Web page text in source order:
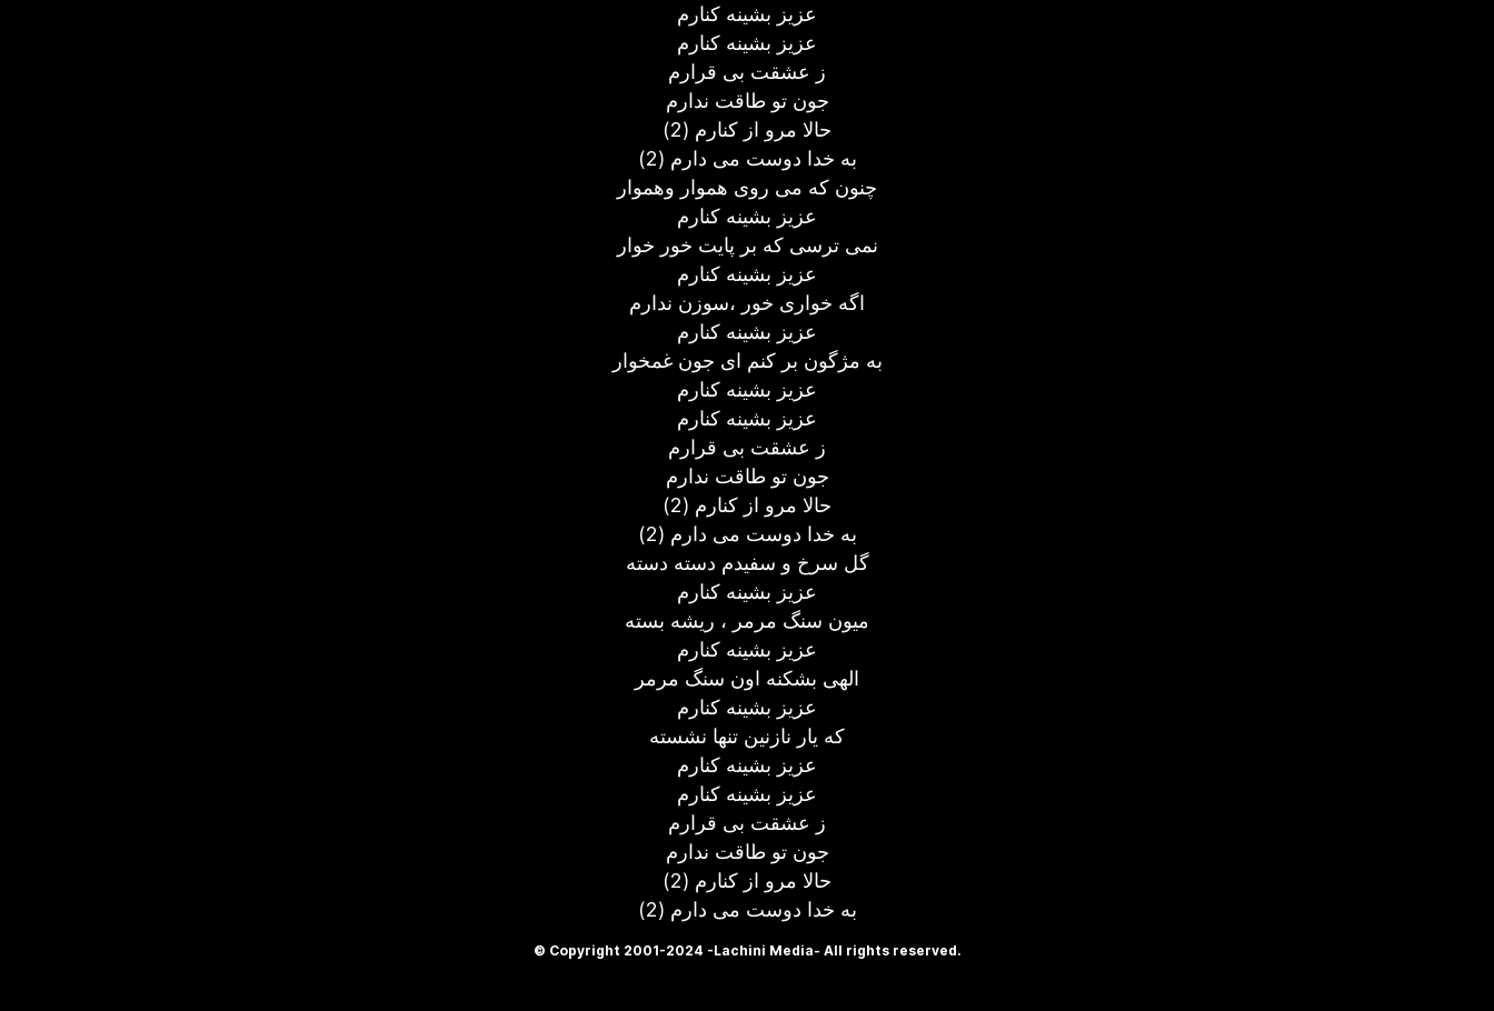
عزیز بشینه کنارم
عزیز بشینه کنارم
ز عشقت بی قرارم
جون تو طاقت ندارم
حالا مرو از کنارم (2)
به خدا دوست می دارم (2)
چنون که می روی هموار وهموار
عزیز بشینه کنارم
نمی ترسی که بر پایت خور خوار
عزیز بشینه کنارم
اگه خواری خور ،سوزن ندارم
عزیز بشینه کنارم
به مژگون بر کنم ای جون غمخوار
عزیز بشینه کنارم
عزیز بشینه کنارم
ز عشقت بی قرارم
جون تو طاقت ندارم
حالا مرو از کنارم (2)
به خدا دوست می دارم (2)
گل سرخ و سفیدم دسته دسته
عزیز بشینه کنارم
میون سنگ مرمر ، ریشه بسته
عزیز بشینه کنارم
الهی بشکنه اون سنگ مرمر
عزیز بشینه کنارم
که یار نازنین تنها نشسته
عزیز بشینه کنارم
عزیز بشینه کنارم
ز عشقت بی قرارم
جون تو طاقت ندارم
حالا مرو از کنارم (2)
به خدا دوست می دارم (2)
© Copyright 2001-2024 -Lachini Media- All rights reserved.